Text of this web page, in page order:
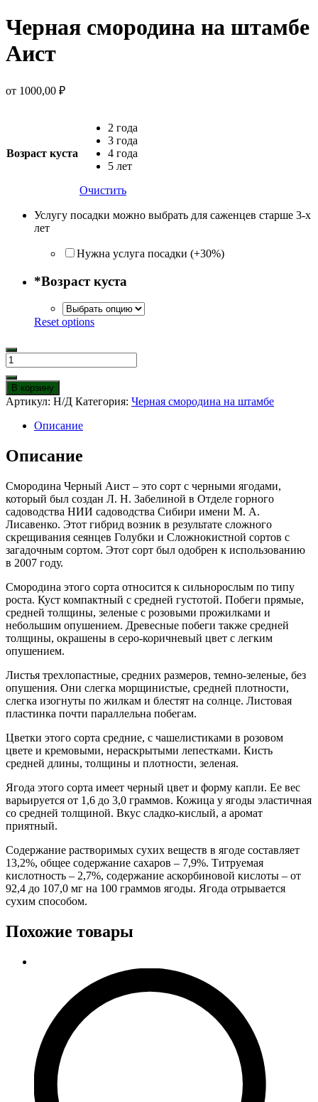
Черная смородина на штамбе
Аист
от 1000,00 ₽
Возраст куста
2 года
3 года
4 года
5 лет
Очистить
Услугу посадки можно выбрать для саженцев старше 3-х
лет
Нужна услуга посадки (+30%)
*Возраст куста
Reset options
Количество
товара
Черная
смородина
на
штамбе
В корзину
Артикул: Н/Д Категория: Черная смородина на штамбе
Описание
Описание
Смородина Черный Аист – это сорт с черными ягодами,
который был создан Л. Н. Забелиной в Отделе горного
садоводства НИИ садоводства Сибири имени М. А.
Лисавенко. Этот гибрид возник в результате сложного
скрещивания сеянцев Голубки и Сложнокистной сортов с
загадочным сортом. Этот сорт был одобрен к использованию
в 2007 году.
Смородина этого сорта относится к сильнорослым по типу
роста. Куст компактный с средней густотой. Побеги прямые,
средней толщины, зеленые с розовыми прожилками и
небольшим опушением. Древесные побеги также средней
толщины, окрашены в серо-коричневый цвет с легким
опушением.
Листья трехлопастные, средних размеров, темно-зеленые, без
опушения. Они слегка морщинистые, средней плотности,
слегка изогнуты по жилкам и блестят на солнце. Листовая
пластинка почти параллельна побегам.
Цветки этого сорта средние, с чашелистиками в розовом
цвете и кремовыми, нераскрытыми лепестками. Кисть
средней длины, толщины и плотности, зеленая.
Ягода этого сорта имеет черный цвет и форму капли. Ее вес
варьируется от 1,6 до 3,0 граммов. Кожица у ягоды эластичная
со средней толщиной. Вкус сладко-кислый, а аромат
приятный.
Содержание растворимых сухих веществ в ягоде составляет
13,2%, общее содержание сахаров – 7,9%. Титруемая
кислотность – 2,7%, содержание аскорбиновой кислоты – от
92,4 до 107,0 мг на 100 граммов ягоды. Ягода отрывается
сухим способом.
Похожие товары